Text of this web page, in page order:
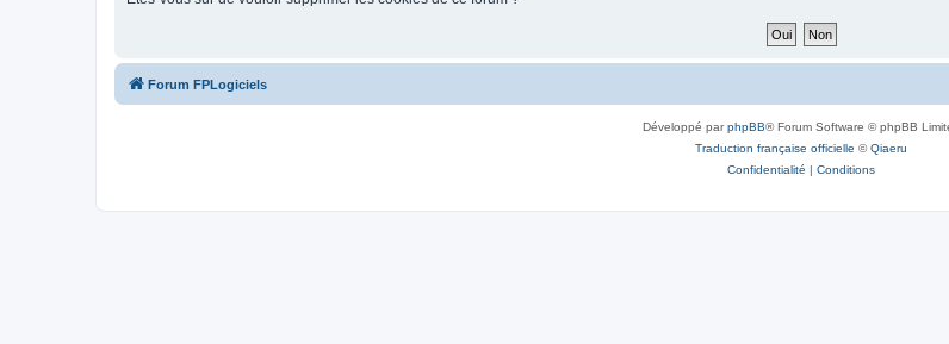
Forum FPLogiciels
Développé parphpBB® Forum Software © phpBB
Traduction française officielle ©Qiaeru
Confidentialité | Conditions